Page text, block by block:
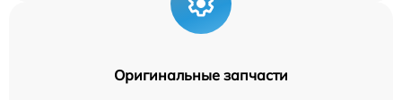
Оригинальные запчасти